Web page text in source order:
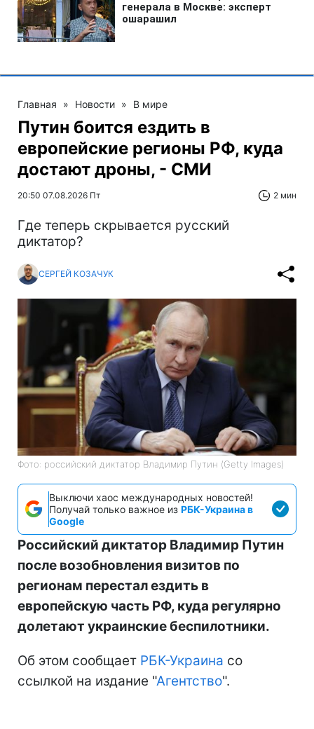
Главная » Новости » В мире
Путин боится ездить в
европейские регионы РФ, куда
достают дроны, - СМИ
20:50 07.08.2026 Пт 2 мин
Где теперь скрывается русский
диктатор?
СЕРГЕЙ КОЗАЧУК
Фото: российский диктатор Владимир Путин (Getty Images)
Выключи хаос международных новостей!
Получай только важное из РБК-Украина в
Google
Российский диктатор Владимир Путин
после возобновления визитов по
регионам перестал ездить в
европейскую часть РФ, куда регулярно
долетают украинские беспилотники.
Об этом сообщает РБК-Украина со
ссылкой на издание "Агентство".